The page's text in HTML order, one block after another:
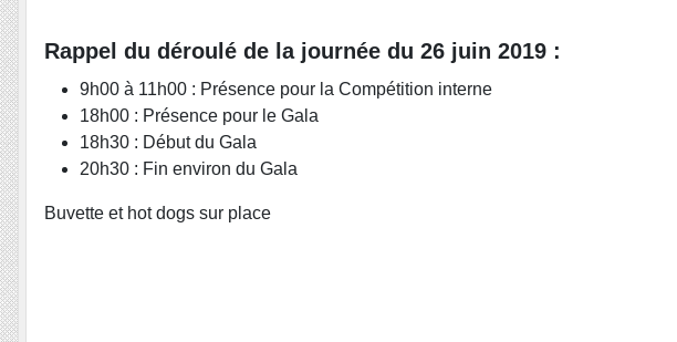
Rappel du déroulé de la journée du 26 juin 2019 :
9h00 à 11h00 : Présence pour la Compétition interne
18h00 : Présence pour le Gala
18h30 : Début du Gala
20h30 : Fin environ du Gala
Buvette et hot dogs sur place